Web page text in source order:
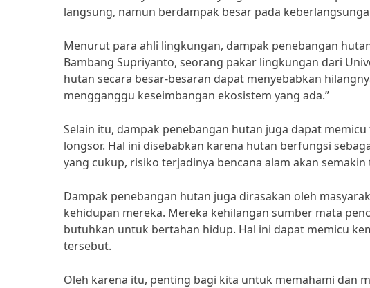
langsung, namun berdampak besar pada
Menurut para ahli lingkungan, dampak penebangan
Bambang Supriyanto, seorang pakar lingkungan dari
hutan secara besar-besaran dapat menyebabkan
mengganggu keseimbangan ekosistem yang ada.”
Selain itu, dampak penebangan hutan juga dapat
longsor. Hal ini disebabkan karena hutan berfungsi
yang cukup, risiko terjadinya bencana alam akan semakin
Dampak penebangan hutan juga dirasakan oleh
kehidupan mereka. Mereka kehilangan sumber mata
butuhkan untuk bertahan hidup. Hal ini dapat memicu
tersebut.
Oleh karena itu, penting bagi kita untuk memahami dan